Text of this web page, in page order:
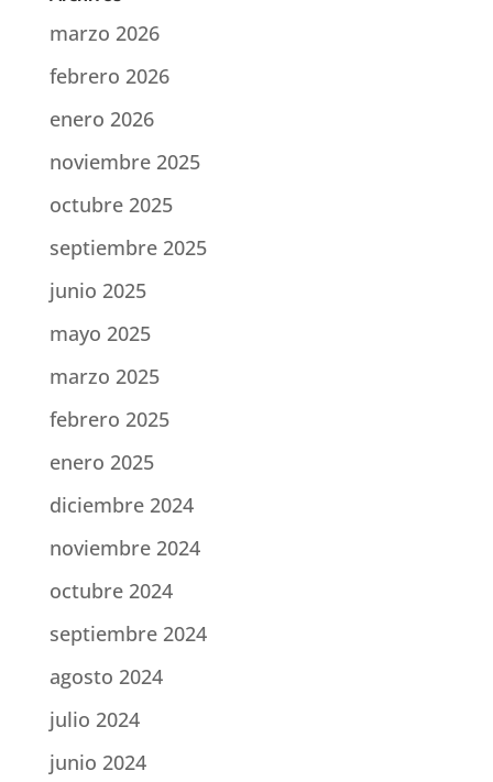
marzo 2026
febrero 2026
enero 2026
noviembre 2025
octubre 2025
septiembre 2025
junio 2025
mayo 2025
marzo 2025
febrero 2025
enero 2025
diciembre 2024
noviembre 2024
octubre 2024
septiembre 2024
agosto 2024
julio 2024
junio 2024